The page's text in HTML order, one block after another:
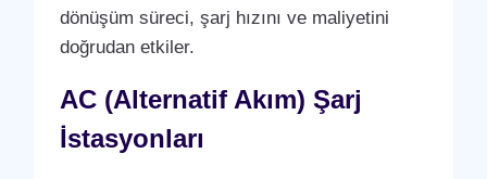
dönüşüm süreci, şarj hızını ve maliyetini
doğrudan etkiler.
AC (Alternatif Akım) Şarj
İstasyonları